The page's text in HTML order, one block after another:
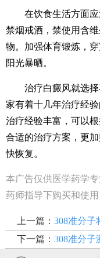
在饮食生活方面应
禁烟戒酒，禁使用含
物。加强体育锻炼，
阳光暴晒。
治疗白癜风就选择
家有着十几年治疗经
治疗经验丰富，可以
合适的治疗方案，更
快恢复。
本广告仅供医学药学
药师指导下购买和使用
上一篇： 308准分子
下一篇： 308准分子